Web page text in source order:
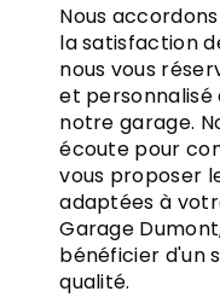
Nous
la satisfaction
nous vous
et personnalisé
notre garage.
écoute pour
vous proposer
adaptées à
Garage
bénéficier d'un
qualité.